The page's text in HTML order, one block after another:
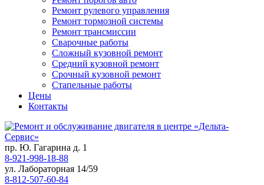
Ремонт рулевого управления
Ремонт тормозной системы
Ремонт трансмиссии
Сварочные работы
Сложный кузовной ремонт
Средний кузовной ремонт
Срочный кузовной ремонт
Стапельные работы
Цены
Контакты
пр. Ю. Гагарина д. 1
8-921-998-18-88
ул. Лабораторная 14/59
8-812-507-60-84